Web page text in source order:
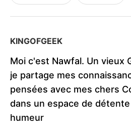
KINGOFGEEK
Moi c'est Nawfal. Un vieux
je partage mes
pensées avec mes chers
dans un espace de
humeur